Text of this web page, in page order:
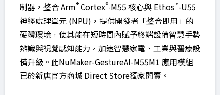
制器，整合 Arm® Cortex®-M55 核心與 Ethos™-U55
神經處理單元 (NPU)，提供開發者「整合即用」的
硬體環境，使其能在短時間內賦予終端設備智慧手勢
辨識與視覺感知能力，加速智慧家電、工業與醫療設
備升級。此NuMaker-GestureAI-M55M1 應用模組
已於新唐官方商城 Direct Store獨家開賣。